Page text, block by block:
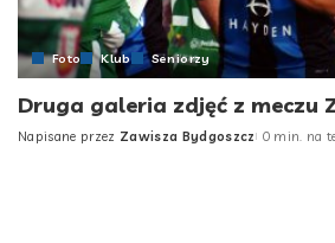
Foto Klub Seniorzy
Druga galeria zdjęć z meczu
Napisane przez Zawisza Bydgoszcz 0 min. na